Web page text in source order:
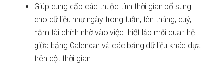
Giúp cung cấp các thuộc tính thời gian bổ sung
cho dữ liệu như ngày trong tuần, tên tháng, quý,
năm tài chính nhờ vào việc thiết lập mối quan hệ
giữa bảng Calendar và các bảng dữ liệu khác dựa
trên cột thời gian.